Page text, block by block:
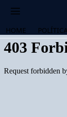
HOME